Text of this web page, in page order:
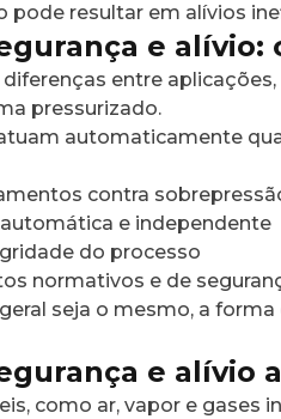
pode resultar em alívios
e alívio:
diferenças entre
pressurizado.
automaticamente
contra
e independente
do processo
normativos e de
seja o mesmo, a
e alívio
como ar, vapor e